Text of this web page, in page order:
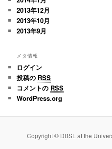
2013年12月
2013年10月
2013年9月
メタ情報
ログイン
投稿の RSS
コメントの RSS
WordPress.org
Copyright © DBSL at the